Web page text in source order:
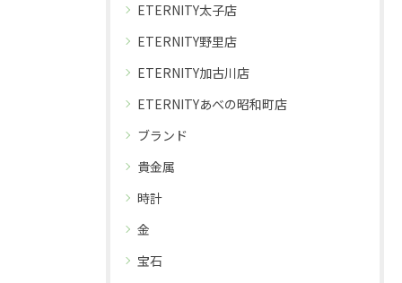
ETERNITY太子店
ETERNITY野里店
ETERNITY加古川店
ETERNITYあべの昭和町店
ブランド
貴金属
時計
金
宝石